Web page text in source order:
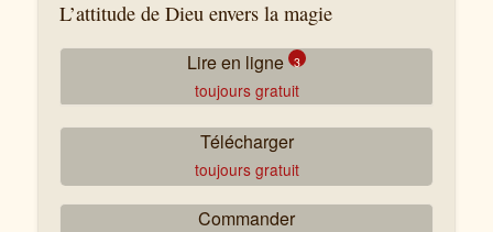
L’attitude de Dieu envers la magie
Lire en ligne 3
toujours gratuit
La magie (première partie)
Tremblements de terre – Un signe ?
Télécharger
toujours gratuit
Commander